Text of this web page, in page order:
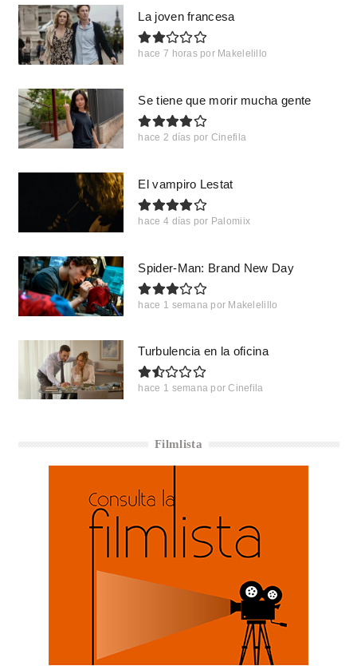
La joven francesa
hace 7 horas por Makelelillo
Se tiene que morir mucha gente
hace 2 días por Cinefila
El vampiro Lestat
hace 4 días por Palomiix
Spider-Man: Brand New Day
hace 1 semana por Makelelillo
Turbulencia en la oficina
hace 1 semana por Cinefila
Filmlista